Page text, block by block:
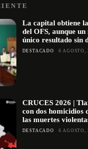
La capital obtiene
del OFS, aunque
único resultado sin
DESTACADO 6 AGOSTO,
CRUCES 2026 |
con dos homicidios
las muertes
DESTACADO 6 AGOSTO,